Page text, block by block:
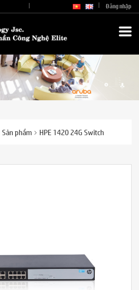
Đăng nhập
Sản phẩm HPE 1420 24G Switch